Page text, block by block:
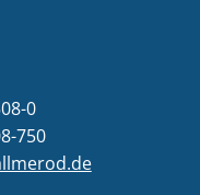
0
750